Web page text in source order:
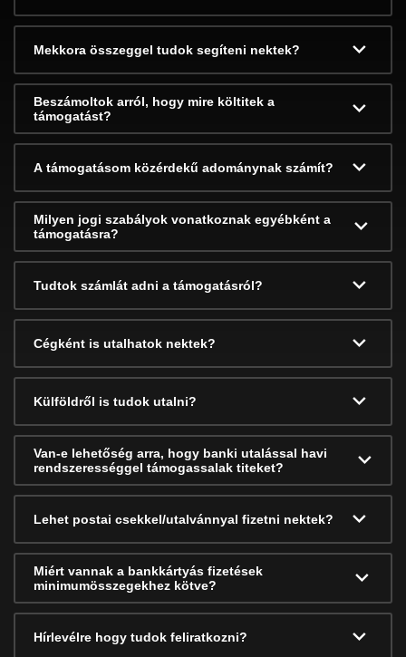
Mekkora összeggel tudok segíteni nektek?
Beszámoltok arról, hogy mire költitek a
támogatást?
A támogatásom közérdekű adománynak számít?
Milyen jogi szabályok vonatkoznak egyébként a
támogatásra?
Tudtok számlát adni a támogatásról?
Cégként is utalhatok nektek?
Külföldről is tudok utalni?
Van-e lehetőség arra, hogy banki utalással havi
rendszerességgel támogassalak titeket?
Lehet postai csekkel/utalvánnyal fizetni nektek?
Miért vannak a bankkártyás fizetések
minimumösszegekhez kötve?
Hírlevélre hogy tudok feliratkozni?